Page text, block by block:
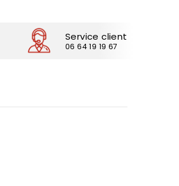
Service client
06 64 19 19 67